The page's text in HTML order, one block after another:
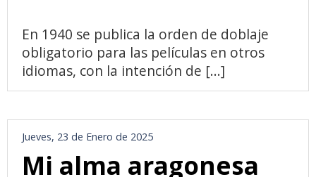
En 1940 se publica la orden de doblaje
obligatorio para las películas en otros
idiomas, con la intención de [...]
Jueves, 23 de Enero de 2025
Mi alma aragonesa